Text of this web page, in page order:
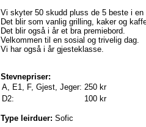
Vi skyter 50 skudd pluss de 5 beste i en
Det blir som vanlig grilling, kaker og
Det blir også i år et bra premiebord.
Velkommen til en sosial og trivelig dag.
Vi har også i år gjesteklasse.
Stevnepriser:
A, E1, F, Gjest, Jeger: 250 kr
D2:
100 kr
Type leirduer: Sofic